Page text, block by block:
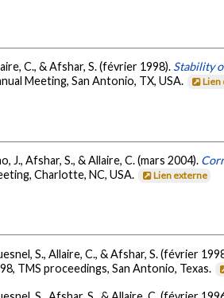
C., & Afshar, S. (février 1998). Stability
Meeting, San Antonio, TX, USA.
Lien
J., Afshar, S., & Allaire, C. (mars 2004).
Charlotte, NC, USA.
Lien externe
S., Allaire, C., & Afshar, S. (février
TMS proceedings, San Antonio, Texas.